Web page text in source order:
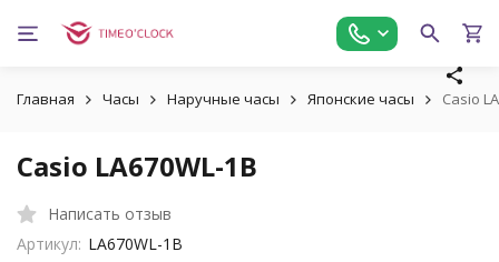
Главная Часы Наручные часы Японские часы Casio
Casio LA670WL-1B
Написать отзыв
Артикул: LA670WL-1B